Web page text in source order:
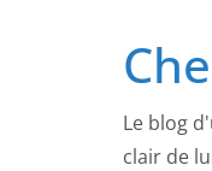
Le blog
clair de